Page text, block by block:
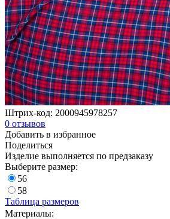
Штрих-код: 2000945978257
0 отзывов
Добавить в избранное
Поделиться
Изделие выполняется по предзаказу
Выберите размер:
56
58
Таблица размеров
Материалы: